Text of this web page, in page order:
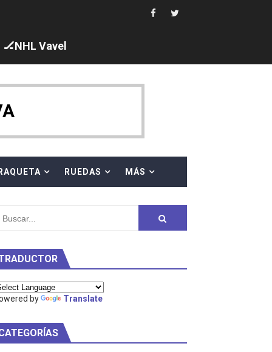
al equipo neutral ruso, llevándose 8 medallas, seis para
en el Grand Slam Mexico
Taddeucci. Ángela Martínez 5ª en 10km
Project
🏒NHL Vavel
RAQUETA RUEDAS MÁS
by Translate